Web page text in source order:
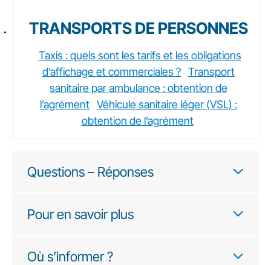
TRANSPORTS DE PERSONNES
Taxis : quels sont les tarifs et les obligations
d’affichage et commerciales ? Transport
sanitaire par ambulance : obtention de
l’agrément Véhicule sanitaire léger (VSL) :
obtention de l’agrément
Questions – Réponses
Pour en savoir plus
Où s’informer ?